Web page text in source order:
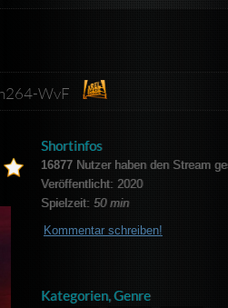
WvF
Shortinfos
16877Nutzer haben den Stream
Veröffentlicht: 2020
Spielzeit: 50 min
Kommentar schreiben!
Kategorien, Genre